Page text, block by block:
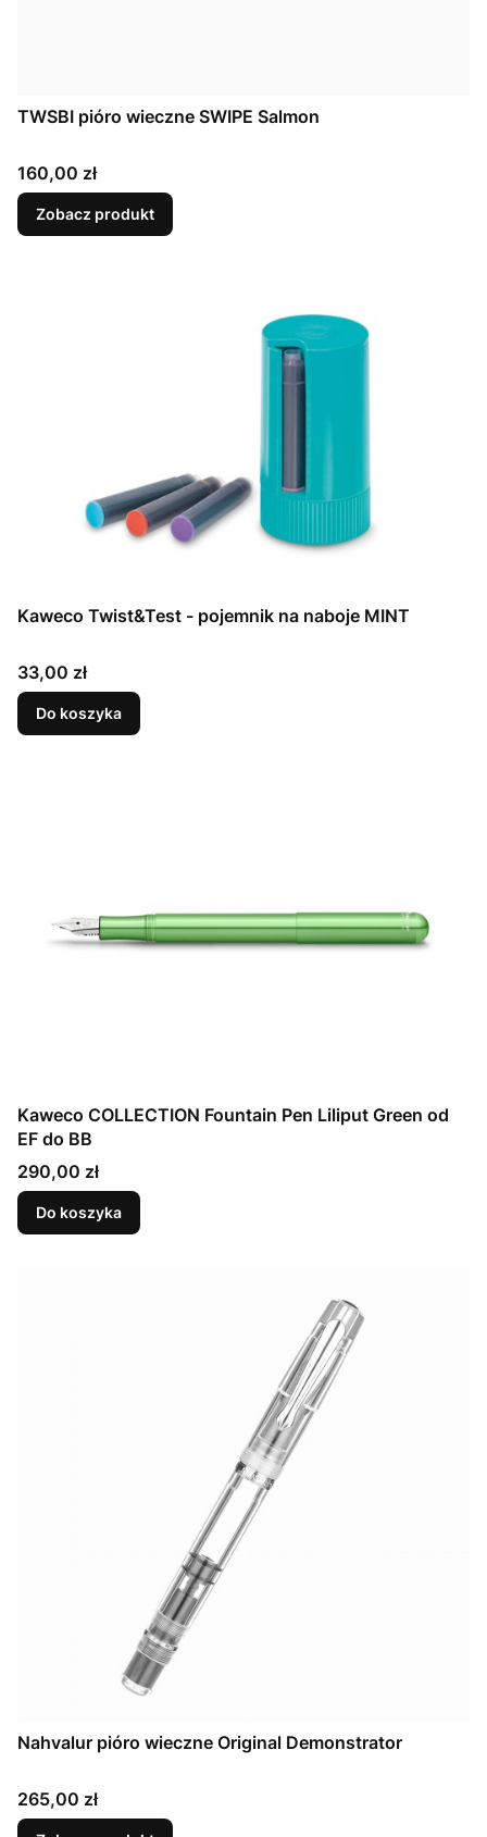
TWSBI pióro wieczne SWIPE Salmon
Cena
160,00 zł
Zobacz produkt
Kaweco Twist&Test - pojemnik na naboje MINT
Cena
33,00 zł
Do koszyka
Kaweco COLLECTION Fountain Pen Liliput Green od
EF do BB
Cena
290,00 zł
Do koszyka
Nahvalur pióro wieczne Original Demonstrator
Cena
265,00 zł